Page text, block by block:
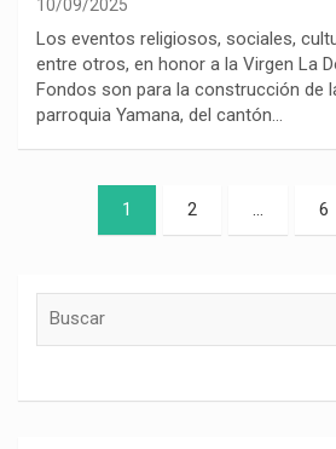
10/09/2025
Los eventos religiosos, sociales,
entre otros, en honor a la Virgen La
Fondos son para la construcción de
parroquia Yamana, del cantón…
Paginación
1 2 … 6